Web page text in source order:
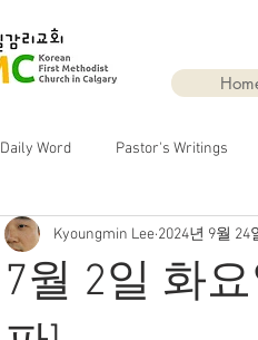
Daily Word Pastor's Writings
7월 2일 화
Kyoungmin Lee 2024년 9월 24